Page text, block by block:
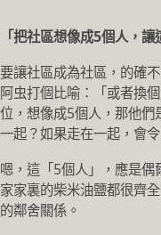
「把社區想像成5個人，讓
要讓社區成為社區，的確
阿虫打個比喻：「或者換
位，想像成5個人，那他
一起？如果走在一起，會
嗯，這「5個人」，應是
家家裏的柴米油鹽都很齊
的鄰舍關係。